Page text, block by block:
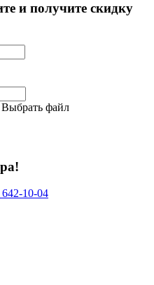
и получите скидку
Выбрать файл
10-04